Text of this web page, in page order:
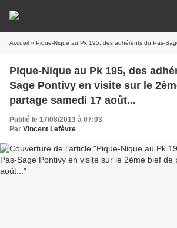
Accueil » Pique-Nique au Pk 195, des adhérents du Pas-Sage Pontivy en visite sur le
Pique-Nique au Pk 195, des
Sage Pontivy en visite sur le
partage samedi 17 août...
Publié le 17/08/2013 à 07:03
Par Vincent Lefèvre